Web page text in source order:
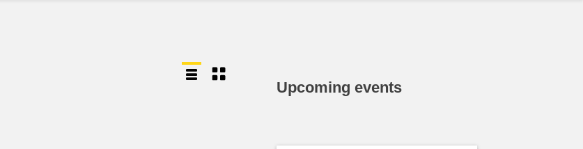
продуктів та продовольча
харчування, здоров'я та
Upcoming events